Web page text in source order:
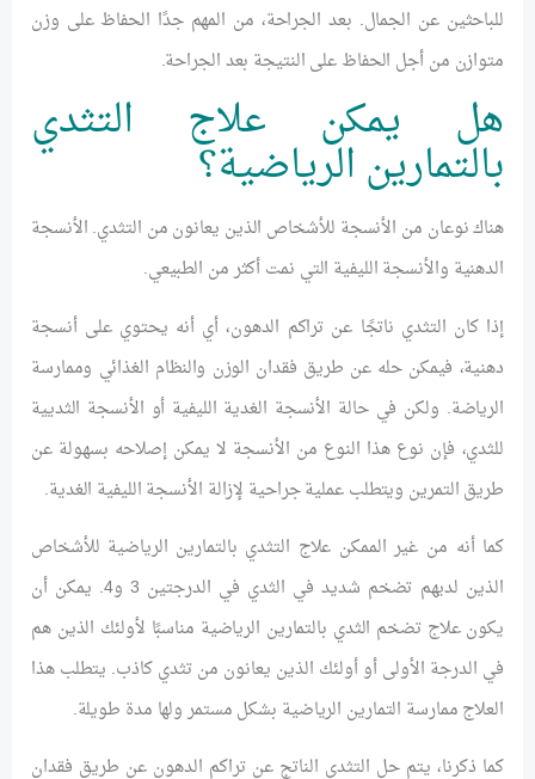
للباحثين عن الجمال. بعد الجراحة، من المهم جدًا الحفاظ على وزن
متوازن من أجل الحفاظ على النتيجة بعد الجراحة.
هل يمكن علاج التثدي
بالتمارين الرياضية؟
هناك نوعان من الأنسجة للأشخاص الذين يعانون من التثدي. الأنسجة
الدهنية والأنسجة الليفية التي نمت أكثر من الطبيعي.
إذا كان التثدي ناتجًا عن تراكم الدهون، أي أنه يحتوي على أنسجة
دهنية، فيمكن حله عن طريق فقدان الوزن والنظام الغذائي وممارسة
الرياضة. ولكن في حالة الأنسجة الغدية الليفية أو الأنسجة الثديية
للثدي، فإن نوع هذا النوع من الأنسجة لا يمكن إصلاحه بسهولة عن
طريق التمرين ويتطلب عملية جراحية لإزالة الأنسجة الليفية الغدية.
كما أنه من غير الممكن علاج التثدي بالتمارين الرياضية للأشخاص
الذين لديهم تضخم شديد في الثدي في الدرجتين 3 و4. يمكن أن
يكون علاج تضخم الثدي بالتمارين الرياضية مناسبًا لأولئك الذين هم
في الدرجة الأولى أو أولئك الذين يعانون من تثدي كاذب. يتطلب هذا
العلاج ممارسة التمارين الرياضية بشكل مستمر ولها مدة طويلة.
كما ذكرنا، يتم حل التثدي الناتج عن تراكم الدهون عن طريق فقدان